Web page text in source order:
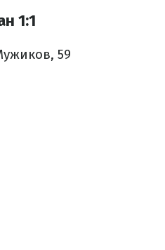
1:1
59